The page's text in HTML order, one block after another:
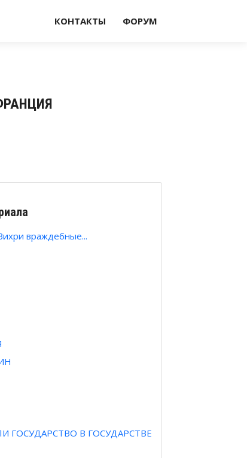
КОНТАКТЫ ФОРУМ
враждебные...
ГОСУДАРСТВО В ГОСУДАРСТВЕ